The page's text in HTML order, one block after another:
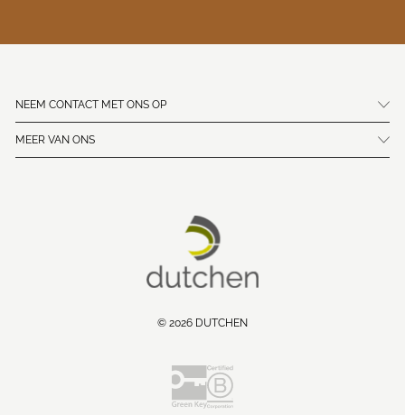
NEEM CONTACT MET ONS OP
MEER VAN ONS
© 2026 DUTCHEN